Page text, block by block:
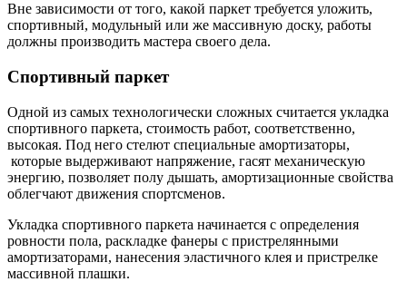
Вне зависимости от того, какой паркет требуется уложить,
спортивный, модульный или же массивную доску, работы
должны производить мастера своего дела.
Спортивный паркет
Одной из самых технологически сложных считается укладка
спортивного паркета, стоимость работ, соответственно,
высокая. Под него стелют специальные амортизаторы,
которые выдерживают напряжение, гасят механическую
энергию, позволяет полу дышать, амортизационные свойства
облегчают движения спортсменов.
Укладка спортивного паркета начинается с определения
ровности пола, раскладке фанеры с пристрелянными
амортизаторами, нанесения эластичного клея и пристрелке
массивной плашки.